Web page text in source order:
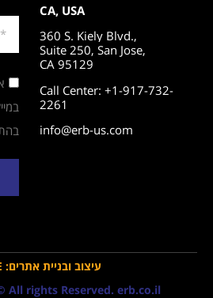
CA, USA
360 S. Kiely Blvd.,
Suite 250, San Jose,
CA 95129
Call Center: +1-917-732-
2261
info@erb-us.com
עיצוב ובניית אתרים: FOXIE
All rights Reserved. erb.co.il